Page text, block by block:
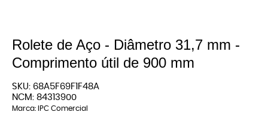
Rolete de Aço - Diâmetro 31,7 mm -
Comprimento útil de 900 mm
SKU: 68A5F69F1F48A
NCM: 84313900
Marca: IPC Comercial